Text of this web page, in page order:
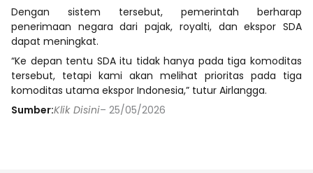
Dengan sistem tersebut, pemerintah berharap
penerimaan negara dari pajak, royalti, dan ekspor SDA
dapat meningkat.
“Ke depan tentu SDA itu tidak hanya pada tiga komoditas
tersebut, tetapi kami akan melihat prioritas pada tiga
komoditas utama ekspor Indonesia,” tutur Airlangga.
Sumber:Klik Disini– 25/05/2026